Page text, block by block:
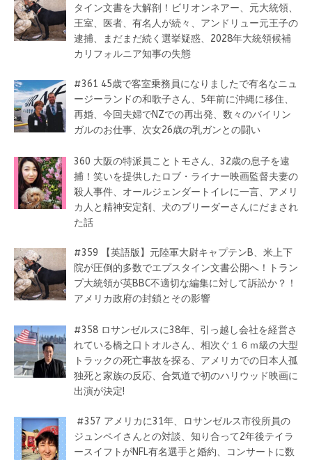
タイン文書を大解剖！ビリオンネアー、元大統領、
王室、医者、有名人が続々、アンドリュー元王子の
逮捕、まだまだ続く選挙疑惑、2028年大統領候補
カリフォルニア知事の失態
#361 45歳で客室乗務員になりましたで有名なニュ
ージーランドの和歌子さん、5年前に沖縄に移住、
再婚、今回夫婦でNZでの再出発、数々のバイリン
ガルのお仕事、次女26歳の乳ガンとの闘い
360 大阪の特派員ことトモさん、32歳の息子を逮
捕！笑いを提供したロブ・ライナー映画監督夫妻の
殺人事件、オールジェンダートイレに一言、アメリ
カ人と精神安定剤、犬のブリーダーさんにだまされ
た話
#359 【英語版】元陸軍大尉キャプテンB、米上下
院が圧倒的多数でエプスタイン文書公開へ！トラン
プ大統領が英BBC不適切な編集に対して訴訟か？！
アメリカ政府の封鎖とその影響
#358 ロサンゼルスに38年、引っ越し会社を経営さ
れている橋之口トオルさん、相次ぐ１６ｍ級の大型
トラックの死亡事故を探る、アメリカでの日本人孤
独死と家族の反応、合気道で初のハリウッド映画に
出演が決定!
#357 アメリカに31年、ロサンゼルス市役所員の
ジュンペイさんとの対談、知り合って2年後テイラ
ースイフトがNFL有名選手と婚約、コンサートに数